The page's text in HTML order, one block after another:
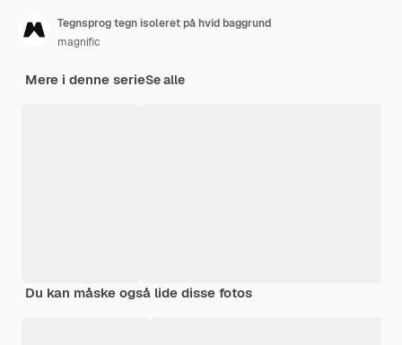
Tegnsprog tegn isoleret på hvid baggrund
magnific
Mere i denne serieSe alle
Du kan måske også lide disse fotos